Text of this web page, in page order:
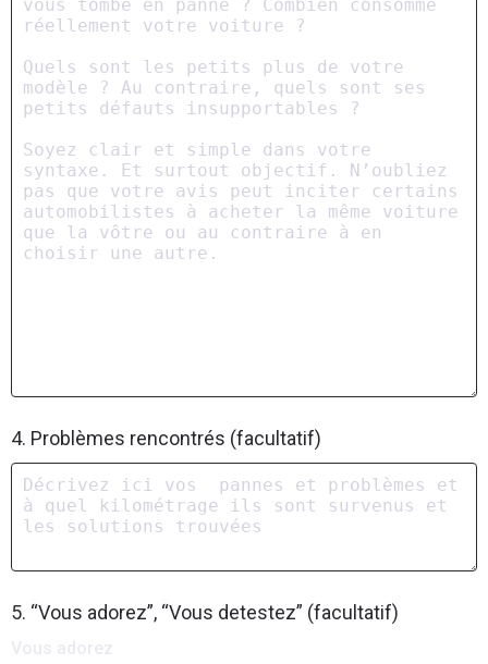
4. Problèmes rencontrés (facultatif)
5. “Vous adorez”, “Vous detestez” (facultatif)